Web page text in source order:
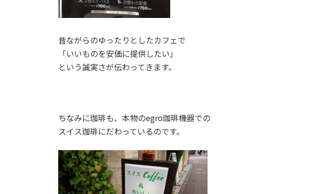
昔ながらのゆったりとしたカフェで
「いいものを安価に提供したい」
という誠実さが伝わってきます。
ちなみに珈琲も、本物のegro珈琲機器での
スイス珈琲にだわっているのです。